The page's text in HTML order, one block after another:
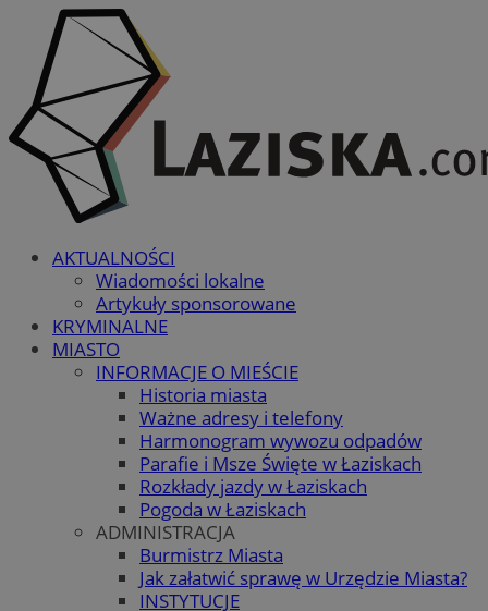
AKTUALNOŚCI
Wiadomości lokalne
Artykuły sponsorowane
KRYMINALNE
MIASTO
INFORMACJE O MIEŚCIE
Historia miasta
Ważne adresy i telefony
Harmonogram wywozu odpadów
Parafie i Msze Święte w Łaziskach
Rozkłady jazdy w Łaziskach
Pogoda w Łaziskach
ADMINISTRACJA
Burmistrz Miasta
Jak załatwić sprawę w Urzędzie Miasta?
INSTYTUCJE